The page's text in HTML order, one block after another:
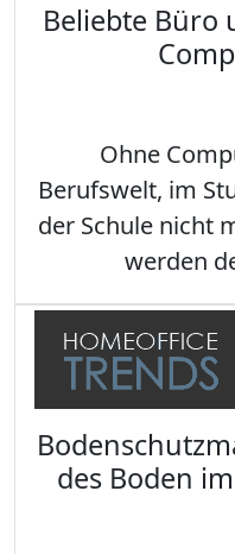
Beliebte Büro
Ohne
Berufswelt, im
der Schule nicht
werden
des Boden